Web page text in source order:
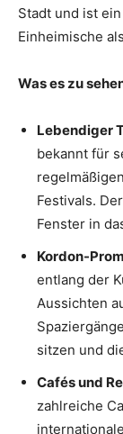
Stadt und ist
Einheimische
Was es zu
Lebendiger
bekannt für
Festivals.
Fenster in
Kordon-
entlang der
Aussichten
sitzen und
Cafés und
zahlreiche